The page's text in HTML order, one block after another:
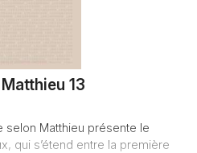
13
selon Matthieu présente le
qui s’étend entre la première